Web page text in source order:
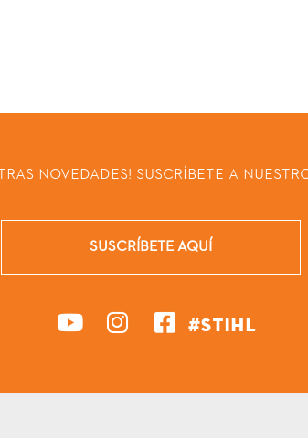
NOVEDADES! SUSCRÍBETE A
SUSCRÍBETE AQUÍ
#STIHL